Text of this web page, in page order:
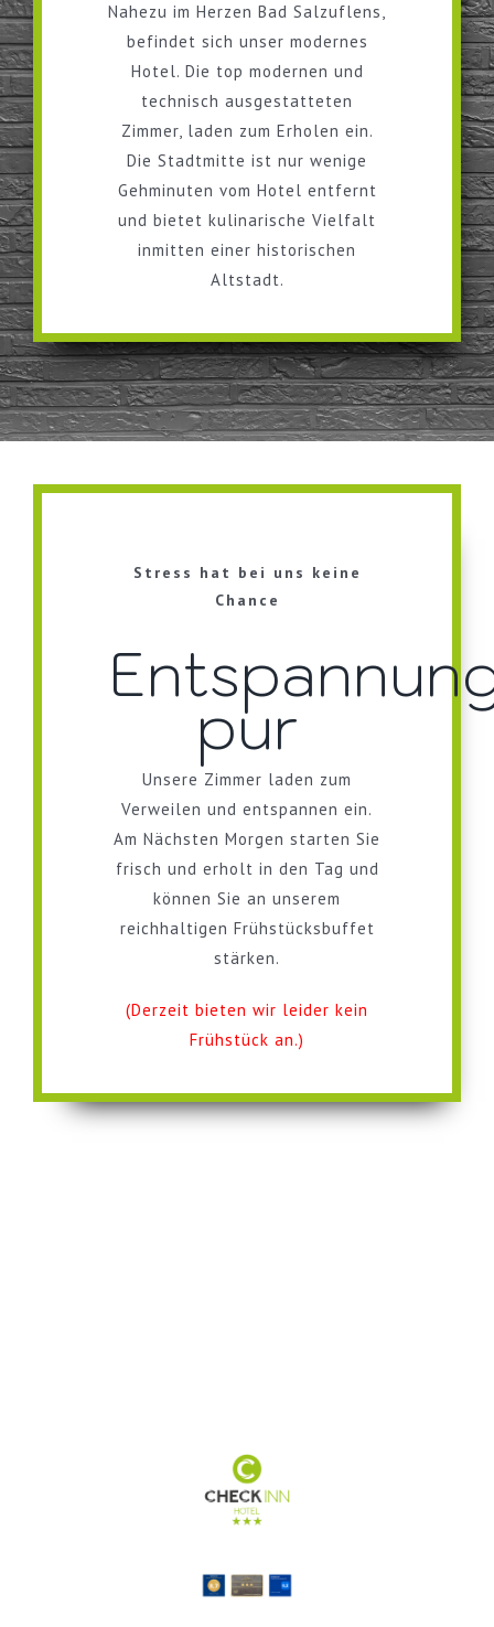
Nahezu im Herzen Bad Salzuflens,
befindet sich unser modernes
Hotel. Die top modernen und
technisch ausgestatteten
Zimmer, laden zum Erholen ein.
Die Stadtmitte ist nur wenige
Gehminuten vom Hotel entfernt
und bietet kulinarische Vielfalt
inmitten einer historischen
Altstadt.
Stress hat bei uns keine
Chance
pur
Unsere Zimmer laden zum
Verweilen und entspannen ein.
Am Nächsten Morgen starten Sie
frisch und erholt in den Tag und
können Sie an unserem
reichhaltigen Frühstücksbuffet
stärken.
(Derzeit bieten wir leider kein
Frühstück an.)